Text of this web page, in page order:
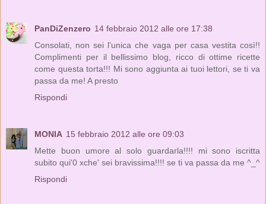
PanDiZenzero 14 febbraio 2012 alle ore 17:38
Consolati, non sei l'unica che vaga per casa vestita così!!
Complimenti per il bellissimo blog, ricco di ottime ricette
come questa torta!!! Mi sono aggiunta ai tuoi lettori, se ti va
passa da me! A presto
Rispondi
MONIA 15 febbraio 2012 alle ore 09:03
Mette buon umore al solo guardarla!!!! mi sono iscritta
subito qui'0 xche' sei bravissima!!!! se ti va passa da me ^_^
Rispondi